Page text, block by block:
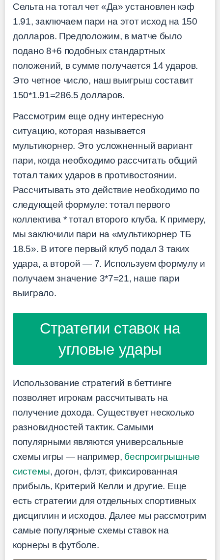
Сельта на тотал чет «Да» установлен кэф
1.91, заключаем пари на этот исход на 150
долларов. Предположим, в матче было
подано 8+6 подобных стандартных
положений, в сумме получается 14 ударов.
Это четное число, наш выигрыш составит
150*1.91=286.5 долларов.
Рассмотрим еще одну интересную
ситуацию, которая называется
мультикорнер. Это усложненный вариант
пари, когда необходимо рассчитать общий
тотал таких ударов в противостоянии.
Рассчитывать это действие необходимо по
следующей формуле: тотал первого
коллектива * тотал второго клуба. К примеру,
мы заключили пари на «мультикорнер ТБ
18.5». В итоге первый клуб подал 3 таких
удара, а второй — 7. Используем формулу и
получаем значение 3*7=21, наше пари
выиграло.
Стратегии ставок на
угловые удары
Использование стратегий в беттинге
позволяет игрокам рассчитывать на
получение дохода. Существует несколько
разновидностей тактик. Самыми
популярными являются универсальные
схемы игры — например, беспроигрышные
системы, догон, флэт, фиксированная
прибыль, Критерий Келли и другие. Еще
есть стратегии для отдельных спортивных
дисциплин и исходов. Далее мы рассмотрим
самые популярные схемы ставок на
корнеры в футболе.